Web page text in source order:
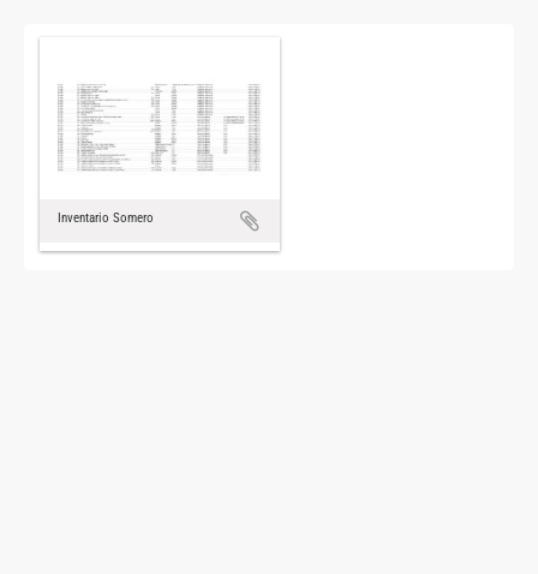
Inventario Somero